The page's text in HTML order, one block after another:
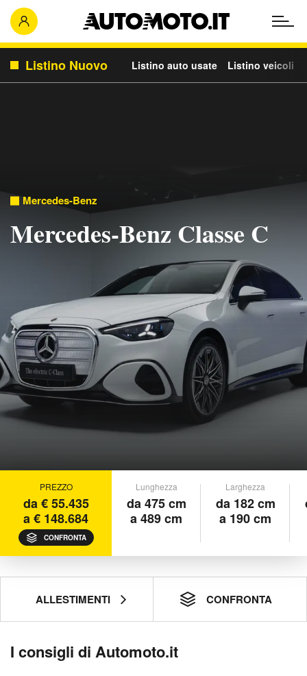
Listino Nuovo Listino auto usate Listino veicoli
Mercedes-Benz
Mercedes-Benz Classe C
PREZZO
da € 55.435
a € 148.684
CONFRONTA
Lunghezza
da 475 cm
a 489 cm
Larghezza
da 182 cm
a 190 cm
ALLESTIMENTI CONFRONTA
I consigli di Automoto.it